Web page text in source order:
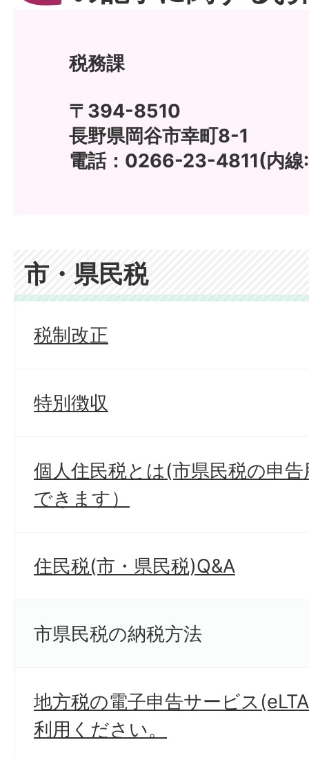
税務課
〒394-8510
長野県岡谷市幸町8-1
電話：0266-23-4811(内線
市・県民税
税制改正
特別徴収
個人住民税とは(市県民税の申
できます）
住民税(市・県民税)Q&A
市県民税の納税方法
地方税の電子申告サービス
利用ください。